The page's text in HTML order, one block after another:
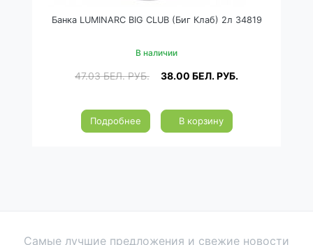
Банка LUMINARC BIG CLUB (Биг Клаб) 2л 34819
В наличии
47.03БЕЛ. РУБ. 38.00 БЕЛ. РУБ.
Подробнее В корзину
Самые лучшие предложения и свежие новости